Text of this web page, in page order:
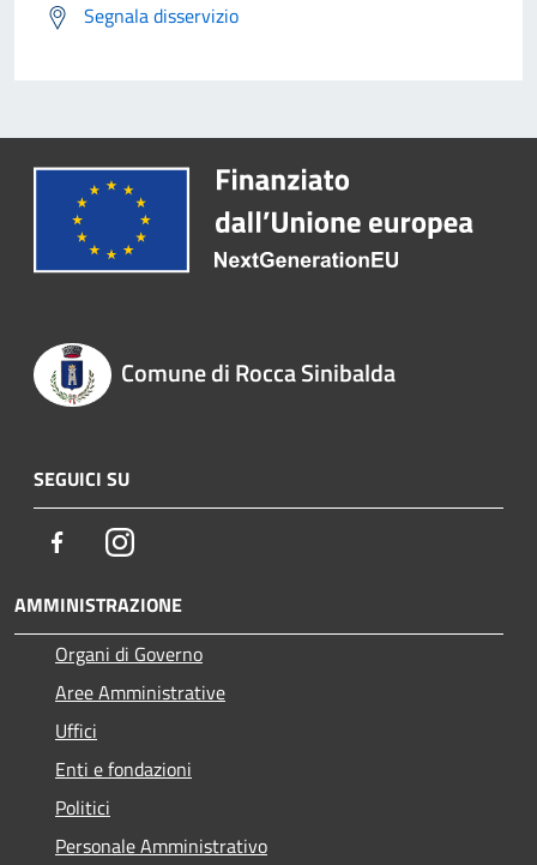
Segnala disservizio
Comune di Rocca Sinibalda
SEGUICI SU
FacebookInstagram
AMMINISTRAZIONE
Organi di Governo
Aree Amministrative
Uffici
Enti e fondazioni
Politici
Personale Amministrativo